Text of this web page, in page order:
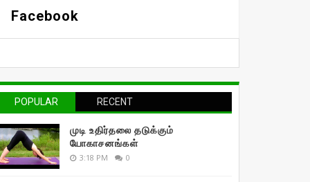
Facebook
POPULAR RECENT
முடி உதிர்தலை தடுக்கும்
யோகாசனங்கள்
3:18 PM 0